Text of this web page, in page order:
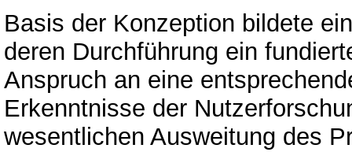
Basis der Konzeption bildete
deren Durchführung ein
Anspruch an eine
Erkenntnisse der
wesentlichen Ausweitung des